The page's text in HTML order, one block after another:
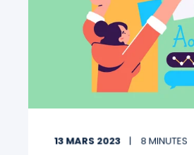
13 MARS 2023 8 MINUTES